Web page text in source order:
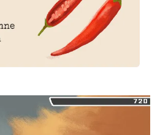
hình Việt Nam
và báo điện tử số 483/GP-BTTTT